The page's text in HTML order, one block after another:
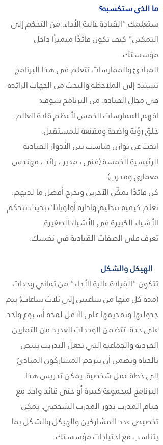
ما الذي ستكسبه؟
ستعلمك "القيادة عالية الأداء: من التحكم إلى
التمكين" كيف تكون قائدًا متميزًا داخل
مؤسستك.
المبادئ والممارسات تتعلم في هذا البرنامج
تستند إلى الملاحظة والبحث من الجهات الرائدة
في مجال القيادة. من البرنامج سوف:
افهم الممارسات الخمس لأعظم قادة العالم.
خلق رؤية واضحة ومقنعة للمستقبل.
ابحث عن توازن مناسب بين الأدوار القيادية
الرئيسية الخمسة (فني ، مدير ، رائد ، مهندس
معماري ومدرب).
كن قائدًا يمكّن الآخرين ويخرج أفضل ما لديهم.
تعلم كيفية تنظيم وإدارة أولوياتك بحيث تتحكم
الأشياء الكبيرة في الأشياء الصغيرة.
تعرف على الصفات القيادية في نفسك.
الهيكل والشكل
تتكون "القيادة عالية الأداء" من ثماني وحدات
(مدة كل منها من ساعتين إلى ثلاث ساعات) يتم
جدولتها وتقديمها على الأقل لمدة أسبوع واحد
على حدة. تتضمن الوحدات العديد من التمارين
الفردية والجماعية التي تجعل التدريب ينبض
بالحياة وتضمن أن يترجم المشاركون المبادئ
إلى خطة عمل شخصية. يمكن تدريس هذا
البرنامج لمجموعة كبيرة أو حتى قائد واحد مع
قيام المدرب بدور المدرب الشخصي. يمكن
تخصيص عدد المشاركين والهيكل والشكل بما
يتناسب مع احتياجات مؤسستك.